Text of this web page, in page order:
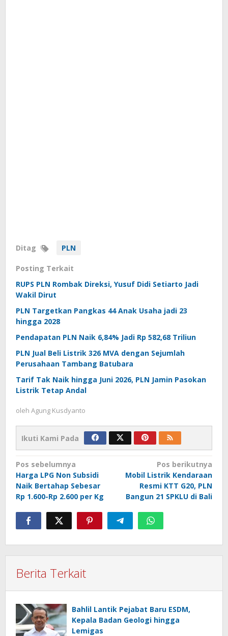
Ditag PLN
Posting Terkait
RUPS PLN Rombak Direksi, Yusuf Didi Setiarto Jadi
Wakil Dirut
PLN Targetkan Pangkas 44 Anak Usaha jadi 23
hingga 2028
Pendapatan PLN Naik 6,84% Jadi Rp 582,68 Triliun
PLN Jual Beli Listrik 326 MVA dengan Sejumlah
Perusahaan Tambang Batubara
Tarif Tak Naik hingga Juni 2026, PLN Jamin Pasokan
Listrik Tetap Andal
oleh Agung Kusdyanto
Ikuti Kami Pada
Navigasi
pos
Pos sebelumnya
Harga LPG Non Subsidi
Naik Bertahap Sebesar
Rp 1.600-Rp 2.600 per Kg
Pos berikutnya
Mobil Listrik Kendaraan
Resmi KTT G20, PLN
Bangun 21 SPKLU di Bali
Berita Terkait
Bahlil Lantik Pejabat Baru ESDM,
Kepala Badan Geologi hingga
Lemigas